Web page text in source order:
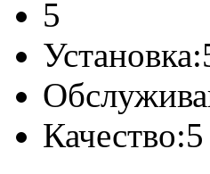
5
Установка:
Качество:5